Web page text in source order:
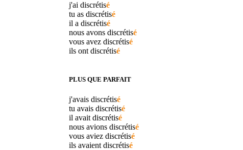
j'ai discrétisé
tu as discrétisé
il a discrétisé
nous avons discrétisé
vous avez discrétisé
ils ont discrétisé
PLUS QUE PARFAIT
j'avais discrétisé
tu avais discrétisé
il avait discrétisé
nous avions discrétisé
vous aviez discrétisé
ils avaient discrétisé